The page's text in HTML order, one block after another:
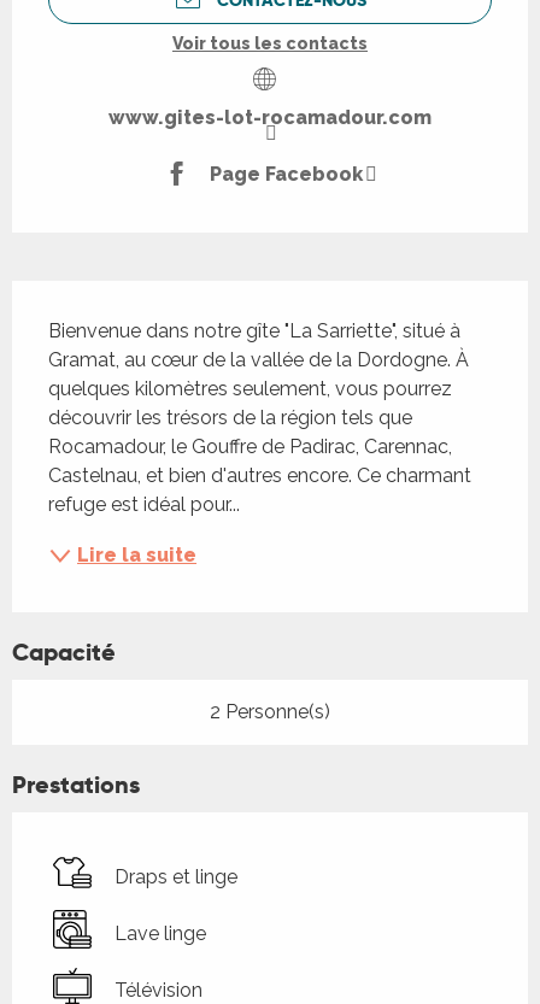
Voir tous les contacts
www.gites-lot-rocamadour.com
Page Facebook
Bienvenue dans notre gîte "La Sarriette", situé à
Gramat, au cœur de la vallée de la Dordogne. À
quelques kilomètres seulement, vous pourrez
découvrir les trésors de la région tels que
Rocamadour, le Gouffre de Padirac, Carennac,
Castelnau, et bien d'autres encore. Ce charmant
refuge est idéal pour...
Lire la suite
Capacité
2 Personne(s)
Prestations
Draps et linge
Lave linge
Télévision